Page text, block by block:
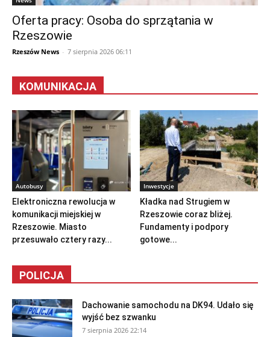
Oferta pracy: Osoba do sprzątania w
Rzeszowie
Rzeszów News - 7 sierpnia 2026 06:11
KOMUNIKACJA
Autobusy
Elektroniczna rewolucja w
komunikacji miejskiej w
Rzeszowie. Miasto
przesuwało cztery razy...
Inwestycje
Kładka nad Strugiem w
Rzeszowie coraz bliżej.
Fundamenty i podpory
gotowe...
POLICJA
Dachowanie samochodu na DK94. Udało się
wyjść bez szwanku
7 sierpnia 2026 22:14